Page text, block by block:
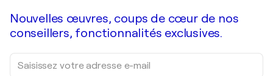
Nouvelles œuvres, coups de cœur de nos
conseillers, fonctionnalités exclusives.